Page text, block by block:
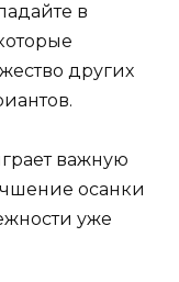
в
других
важную
осанки
уже